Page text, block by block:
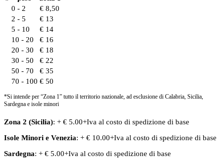
0 - 2
€ 8,50
2 - 5
€ 13
5 - 10
€ 14
10 - 20
€ 16
20 - 30
€ 18
30 - 50
€ 22
50 - 70
€ 35
70 - 100 € 50
*Si intende per “Zona 1” tutto il territorio nazionale, ad esclusione di Calabria, Sicilia,
Sardegna e isole minori
Zona 2 (Sicilia): + € 5.00+Iva al costo di spedizione di base
Isole Minori e Venezia: + € 10.00+Iva al costo di spedizione di base
Sardegna: + € 5.00+Iva al costo di spedizione di base